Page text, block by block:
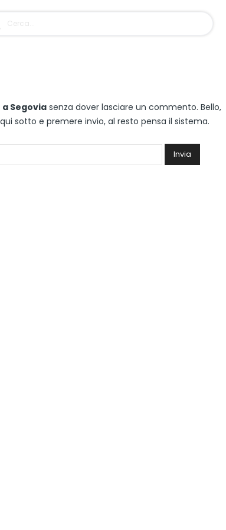
a Segovia senza dover lasciare un commento. Bello,
sotto e premere invio, al resto pensa il sistema.